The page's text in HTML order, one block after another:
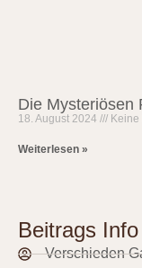
Die Mysteriösen
18. August 2024
Weiterlesen »
Beitrags Info
Verschieden